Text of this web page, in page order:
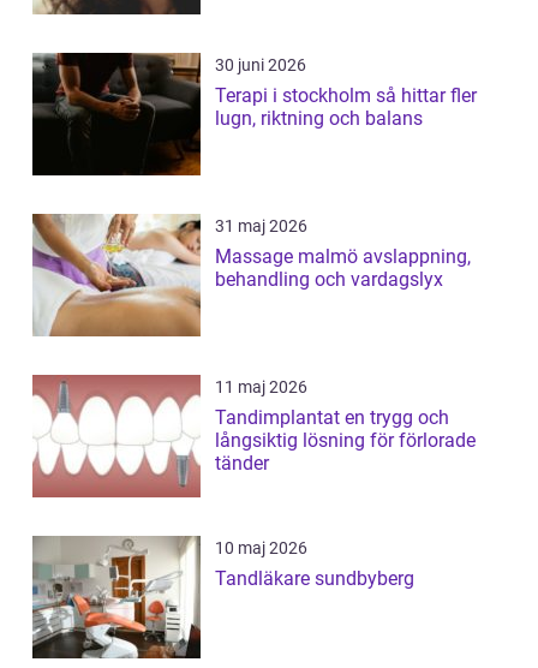
30 juni 2026
Terapi i stockholm så hittar fler
lugn, riktning och balans
31 maj 2026
Massage malmö avslappning,
behandling och vardagslyx
11 maj 2026
Tandimplantat en trygg och
långsiktig lösning för förlorade
tänder
10 maj 2026
Tandläkare sundbyberg